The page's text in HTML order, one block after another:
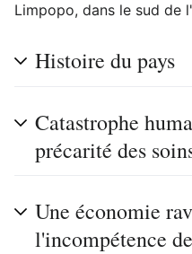
Limpopo, dans le sud de l'
Histoire du pays
Catastrophe
précarité des
Une économie
l'incompétence